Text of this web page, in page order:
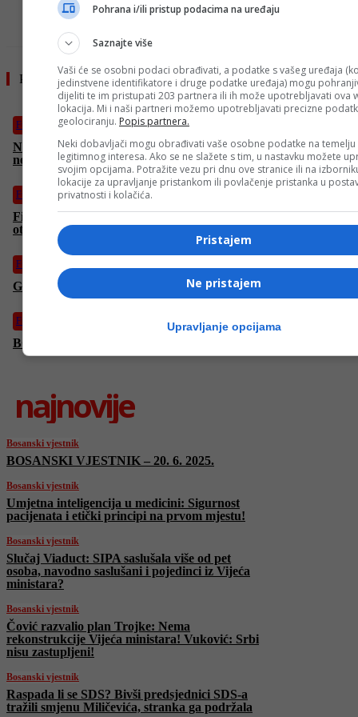
Pročitajte još
Fudbal
Ništa od Sarajeva: Asmir Begović ima novi klub, branit će za
nekadašnjeg prvaka Engleske
Fudbal
Fiorentina će tek u julu zvanično predstaviti Džeku: Italijani
otkrili razlog
Fudbal
Giovanni Troupee potpisao za FK “Željezničar”
Fudbal
BOMBA u Bordo klubu: Na Koševo stiže Nermin Mujkić
najnovije
Bosanski vjestnik
BOSANSKI VJESTNIK – 20. 6. 2025.
Bosanski vjestnik
Umjetna inteligencija u medicini: Sigurnost
pacijenata i etički principi na prvom mjestu!
Bosanski vjestnik
Slučaj Viaduct: SIPA saslušala više od pet
osoba, navodno saslušani i pojedinci iz Vijeća
ministara?
Bosanski vjestnik
Čović razvalio plan Trojke: Nema
rekonstrukcije Vijeća ministara! Vuković: Srbi
nisu zastupljeni!
Bosanski vjestnik
Raspada li se SDS? Bivši predsjednici SDS-a
tražili smjenu Miličevića, stranka ga podržala
Pohrana i/ili pristup podacima na uređaju
Saznajte više
Vaši će se osobni podaci obrađivati, a podatke s vašeg uređaja
jedinstvene identifikatore i druge podatke uređaja) mogu
dijeliti te im pristupati 203 partnera ili ih može upotrebljavati ova
lokacija. Mi i naši partneri možemo upotrebljavati precizne
geolociranju. Popis partnera.
Neki dobavljači mogu obrađivati vaše osobne podatke na temelju
legitimnog interesa. Ako se ne slažete s tim, u nastavku možete
svojim opcijama. Potražite vezu pri dnu ove stranice ili na
lokacije za upravljanje pristankom ili povlačenje pristanka u
privatnosti i kolačića.
Pristajem
Ne pristajem
Upravljanje opcijama